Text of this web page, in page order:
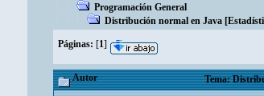
Programación General
Distribución normal en Java
Páginas: [1]
Autor Tema: